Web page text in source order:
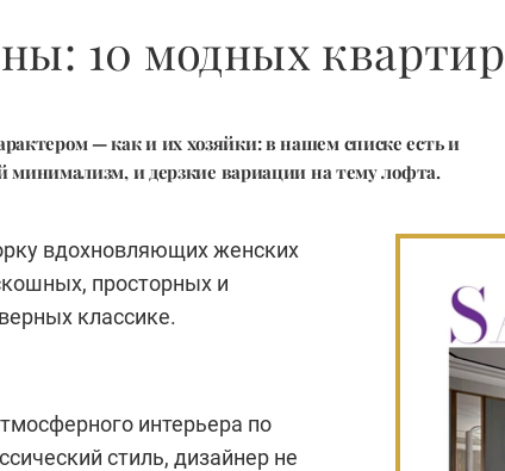
10 модных квартир
— как и их хозяйки: в нашем списке есть и
минимализм, и дерзкие вариации на тему лофта.
вдохновляющих женских
просторных и
классике.
интерьера по
стиль, дизайнер не